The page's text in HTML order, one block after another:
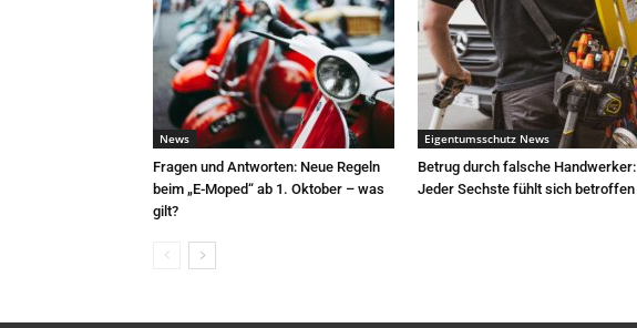
News
Fragen und Antworten: Neue Regeln
beim „E-Moped“ ab 1. Oktober – was
gilt?
Eigentumsschutz News
Betrug durch falsche Handwerker:
Jeder Sechste fühlt sich betroffen